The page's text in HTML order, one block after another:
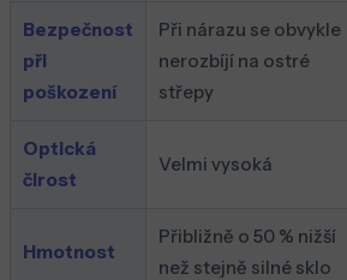
Bezpečnost
při
poškození
Při nárazu se obvykle
nerozbíjí na ostré
střepy
Optická
čirost
Velmi vysoká
Hmotnost
Přibližně o 50 % nižší
než stejně silné sklo